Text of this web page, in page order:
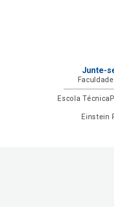
Junte-
Escola Técnica
Einstein